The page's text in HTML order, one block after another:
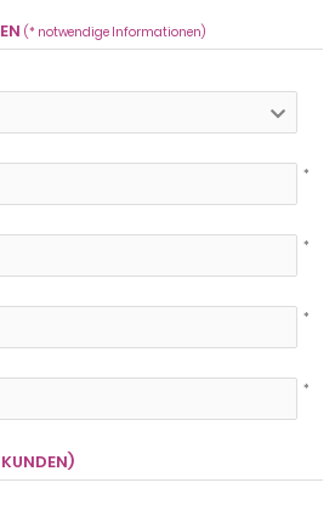
(* notwendige Informationen)
*
*
*
*